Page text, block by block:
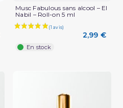
Musc Fabulous sans alcool – El
Nabil – Roll-on 5 ml
2,99 €
En stock